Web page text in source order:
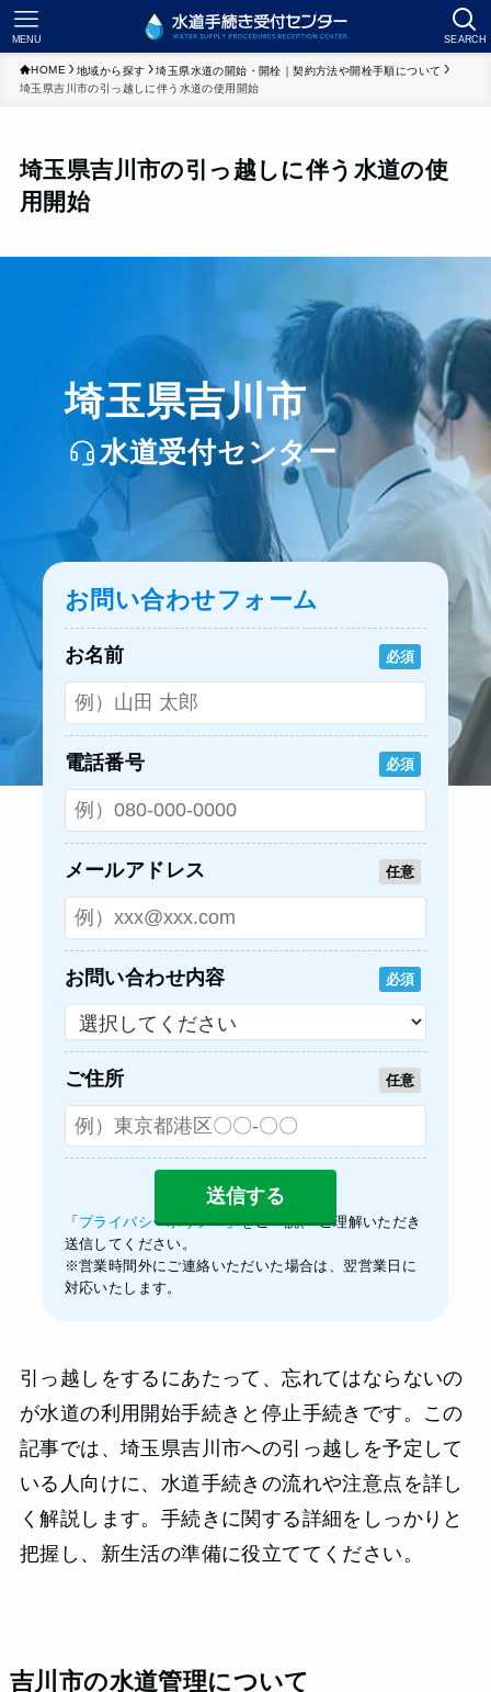
SEARCH
MENU
HOME 地域から探す
埼玉県水道の開始・開栓｜契約方法や開栓手順について
埼玉県吉川市の引っ越しに伴う水道の使用開始
埼玉県吉川市の引っ越しに伴う水道の使
用開始
埼玉県吉川市
水道受付センター
お問い合わせフォーム
お名前 必須
電話番号 必須
メールアドレス 任意
お問い合わせ内容 必須
ご住所 任意
「 プライバシーポリシー」をご一読、 ご理解いただき
送信してください。
※営業時間外にご連絡いただいた場合は、翌営業日に
対応いたします。
引っ越しをするにあたって、忘れてはならないの
が水道の利用開始手続きと停止手続きです。この
記事では、埼玉県吉川市への引っ越しを予定して
いる人向けに、水道手続きの流れや注意点を詳し
く解説します。手続きに関する詳細をしっかりと
把握し、新生活の準備に役立ててください。
吉川市の水道管理について